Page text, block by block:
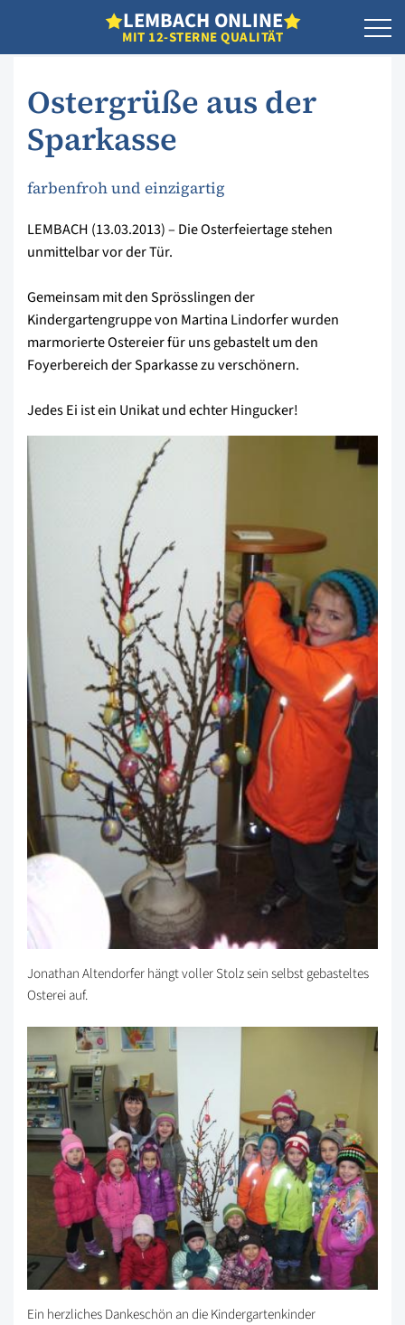
LEMBACH ONLINE
MIT 12-STERNE QUALITÄT
Ostergrüße aus der
Sparkasse
farbenfroh und einzigartig
LEMBACH (13.03.2013) – Die Osterfeiertage stehen
unmittelbar vor der Tür.
Gemeinsam mit den Sprösslingen der
Kindergartengruppe von Martina Lindorfer wurden
marmorierte Ostereier für uns gebastelt um den
Foyerbereich der Sparkasse zu verschönern.
Jedes Ei ist ein Unikat und echter Hingucker!
Jonathan Altendorfer hängt voller Stolz sein selbst gebasteltes
Osterei auf.
Ein herzliches Dankeschön an die Kindergartenkinder